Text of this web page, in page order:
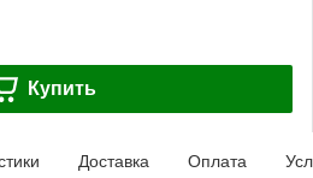
Купить
Доставка Оплата